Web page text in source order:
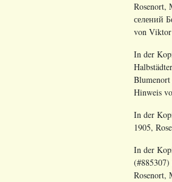
Rosenort,
селений
von Viktor
In der
Halbstädter
Blumenort
Hinweis
In der
1905,
In der
(#885307)
Rosenort,